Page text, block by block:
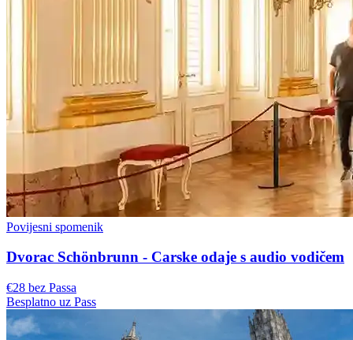
Povijesni spomenik
Dvorac Schönbrunn - Carske odaje s audio vodičem
€28 bez Passa
Besplatno uz Pass